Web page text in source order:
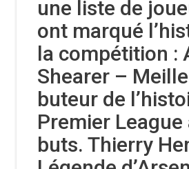
une liste de
ont marqué
la compétition :
Shearer –
buteur de
Premier League
buts. Thierry